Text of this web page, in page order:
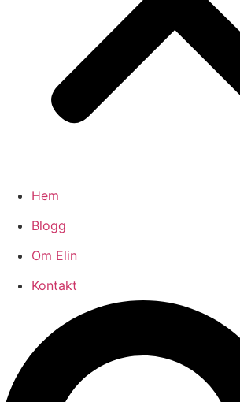
Hem
Blogg
Om Elin
Kontakt